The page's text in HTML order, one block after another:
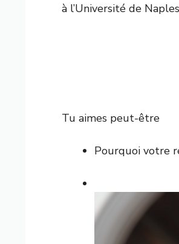
à l’Université de
Tu aimes peut-être
Pourquoi votre